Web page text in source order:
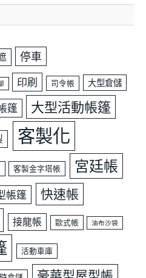
停車
印刷 司令帳 大型倉儲
篷 大型活動帳篷
客製化
客製金字塔帳 宮廷帳
帳篷 快速帳
接龍帳 歐式帳 油布沙袋
活動車庫